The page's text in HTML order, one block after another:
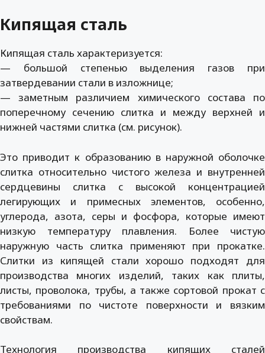
Кипящая сталь
Кипящая сталь характеризуется:
— большой степенью выделения газов при
затвердевании стали в изложнице;
— заметным различием химического состава по
поперечному сечению слитка и между верхней и
нижней частями слитка (см. рисунок).
Это приводит к образованию в наружной оболочке
слитка относительно чистого железа и внутренней
сердцевины слитка с высокой концентрацией
легирующих и примесных элементов, особенно,
углерода, азота, серы и фосфора, которые имеют
низкую температуру плавления. Более чистую
наружную часть слитка применяют при прокатке.
Слитки из кипящей стали хорошо подходят для
производства многих изделий, таких как плиты,
листы, проволока, трубы, а также сортовой прокат с
требованиями по чистоте поверхности и вязким
свойствам.
Технология производства кипящих сталей